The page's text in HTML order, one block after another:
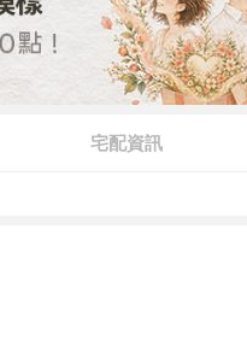
宅配資訊